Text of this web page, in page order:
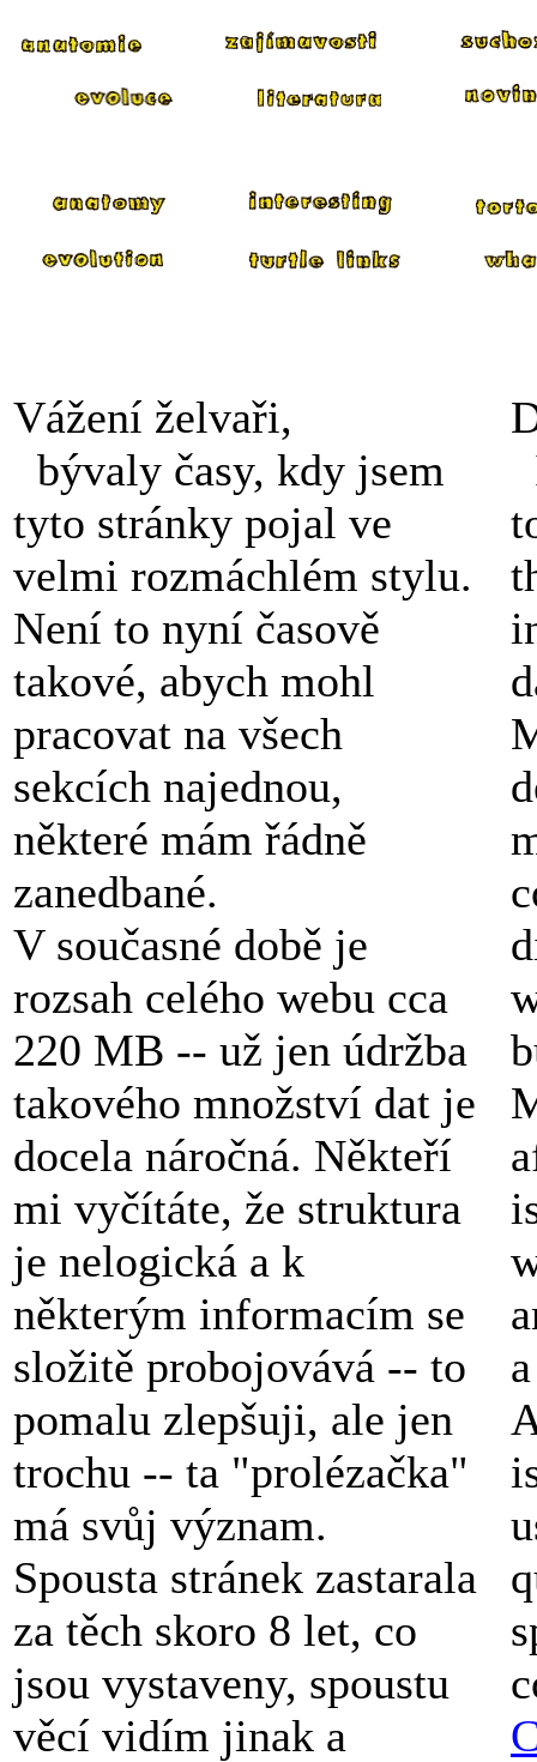
Vážení želvaři,
bývaly časy, kdy jsem
tyto stránky pojal ve
velmi rozmáchlém stylu.
Není to nyní časově
takové, abych mohl
pracovat na všech
sekcích najednou,
některé mám řádně
zanedbané.
V současné době je
rozsah celého webu cca
220 MB -- už jen údržba
takového množství dat je
docela náročná. Někteří
mi vyčítáte, že struktura
je nelogická a k
některým informacím se
složitě probojovává -- to
pomalu zlepšuji, ale jen
trochu -- ta "prolézačka"
má svůj význam.
Spousta stránek zastarala
za těch skoro 8 let, co
jsou vystaveny, spoustu
věcí vidím jinak a